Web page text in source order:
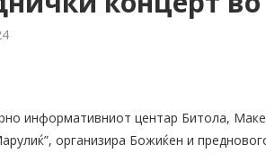
информативниот центар Битола,
организира Божиќен и